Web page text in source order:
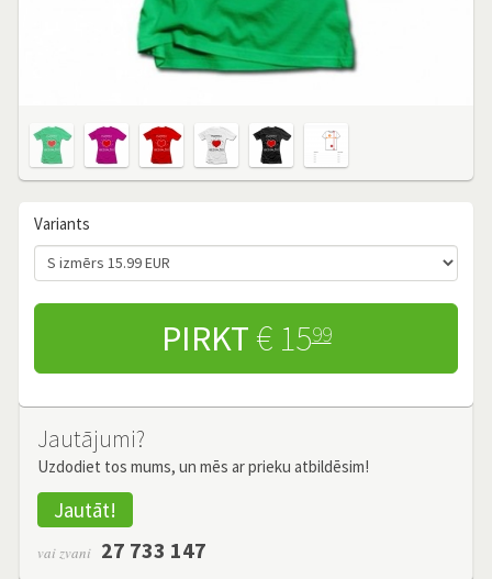
Variants
PIRKT € 1599
Jautājumi?
Uzdodiet tos mums, un mēs ar prieku atbildēsim!
Jautāt!
vai zvani 27 733 147